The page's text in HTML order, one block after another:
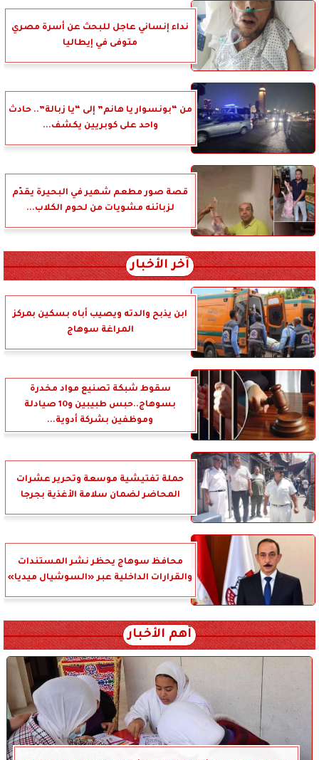
نداء إنساني عاجل للبحث عن أسرة مصري
متوفى في إيطاليا
من “بونسوار يا هانم” إلى “يا زبالة”.. حادث
واحد على كوبريين يكشف...
قصة صور مطعم شهير في البحيرة يقدّم
لزبائنه مشويات من لحوم الكلاب...
آخر الأخبار
ابن يذبح والدته ويصيب أباه بسكين بمركز
المراغة سوهاج
سقوط شبكة تصنيع مواد مخدرة
بسوهاج..حبس طبيبين و10 صيادلة
وموظفين بشركة أدوية...
حملة تفتيشية موسعة وتحرير عشرات
المحاضر لضمان سلامة الأغذية بجرجا
محافظ سوهاج يحظر نشر المستندات
والقرارات الداخلية عبر «السوشيال ميديا»
أهم الأخبار